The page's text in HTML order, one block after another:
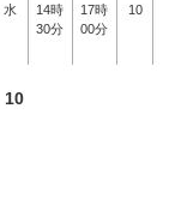
水
14時
30分
17時
00分
10
10